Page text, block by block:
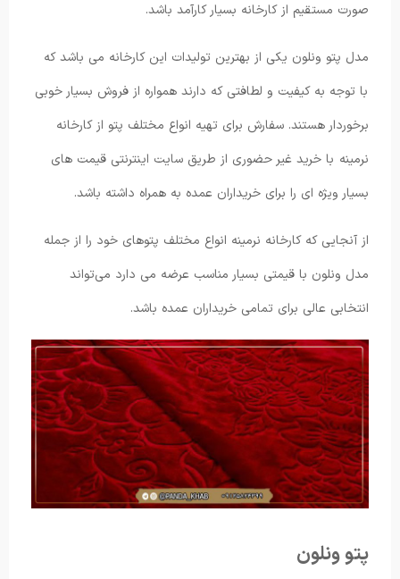
صورت مستقیم از کارخانه بسیار کارآمد باشد.
مدل پتو ونلون یکی از بهترین تولیدات این کارخانه می باشد که
با توجه به کیفیت و لطافتی که دارند همواره از فروش بسیار خوبی
برخوردار هستند. سفارش برای تهیه انواع مختلف پتو از کارخانه
نرمینه با خرید غیر حضوری از طریق سایت اینترنتی قیمت های
بسیار ویژه ای را برای خریداران عمده به همراه داشته باشد.
از آنجایی که کارخانه نرمینه انواع مختلف پتوهای خود را از جمله
مدل ونلون با قیمتی بسیار مناسب عرضه می دارد می‌تواند
انتخابی عالی برای تمامی خریداران عمده باشد.
پتو ونلون